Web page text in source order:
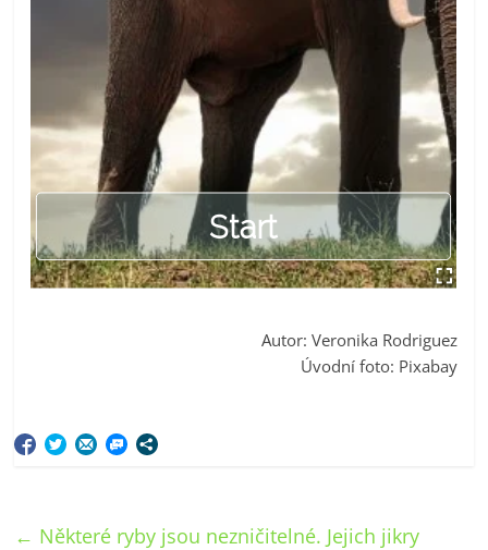
Autor: Veronika Rodriguez
Úvodní foto: Pixabay
← Některé ryby jsou nezničitelné. Jejich jikry